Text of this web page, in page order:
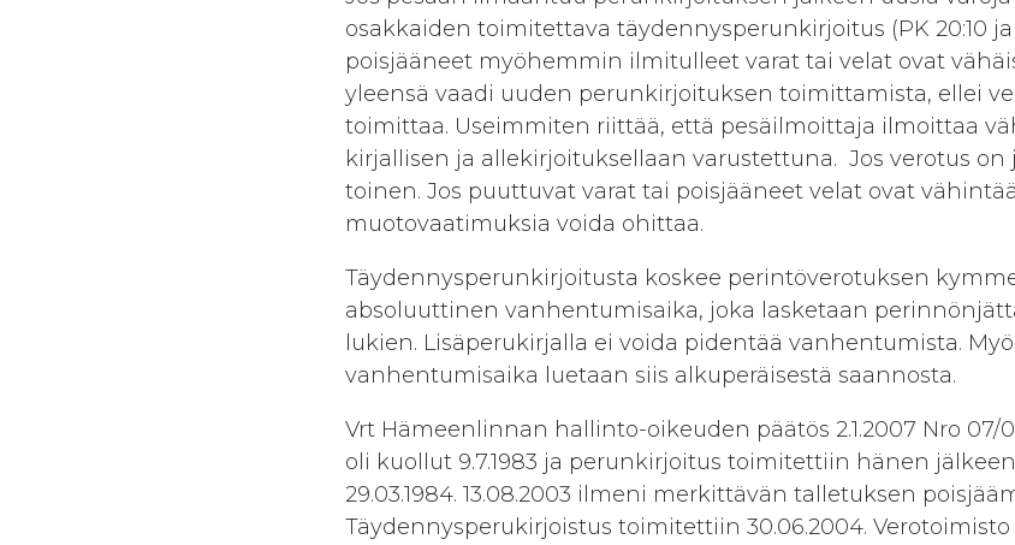
osakkaiden toimitettava täydennysperunkirjoitus (PK 20:10 ja
poisjääneet myöhemmin ilmitulleet varat tai velat ovat
yleensä vaadi uuden perunkirjoituksen toimittamista, ellei
toimittaa. Useimmiten riittää, että pesäilmoittaja ilmoittaa
kirjallisen ja allekirjoituksellaan varustettuna. Jos verotus
toinen. Jos puuttuvat varat tai poisjääneet velat ovat
muotovaatimuksia voida ohittaa.
Täydennysperunkirjoitusta koskee perintöverotuksen
absoluuttinen vanhentumisaika, joka lasketaan
lukien. Lisäperukirjalla ei voida pidentää vanhentumista.
vanhentumisaika luetaan siis alkuperäisestä saannosta.
Vrt Hämeenlinnan hallinto-oikeuden päätös 2.1.2007 Nro 07/
oli kuollut 9.7.1983 ja perunkirjoitus toimitettiin hänen
29.03.1984. 13.08.2003 ilmeni merkittävän talletuksen
Täydennysperukirjoistus toimitettiin 30.06.2004. Verotoimisto